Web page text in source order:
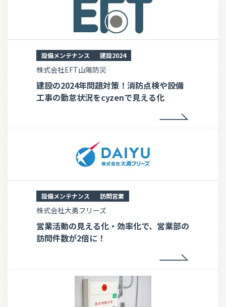
設備メンテナンス 建設2024
株式会社EFT山陽防災
建設の2024年問題対策！消防点検や設備
工事の勤怠状況をcyzenで見える化
設備メンテナンス 訪問営業
株式会社大勇フリーズ
営業活動の見える化・効率化で、営業部の
訪問件数が2倍に！